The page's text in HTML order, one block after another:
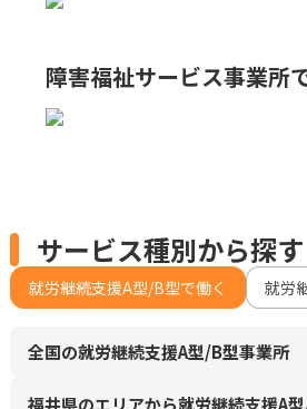
障害福祉サービス事業所
サービス種別から探す
就労継続支援A型/B型で働く 就労
全国の就労継続支援A型/B型事業所
福井県のエリアから就労継続支援A